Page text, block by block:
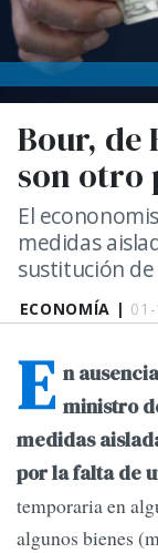
ECONOMÍA |
Bour, de
son otro
El
medidas
sustitución
E n
ministro
medidas
por la falta de
temporaria en
algunos bienes